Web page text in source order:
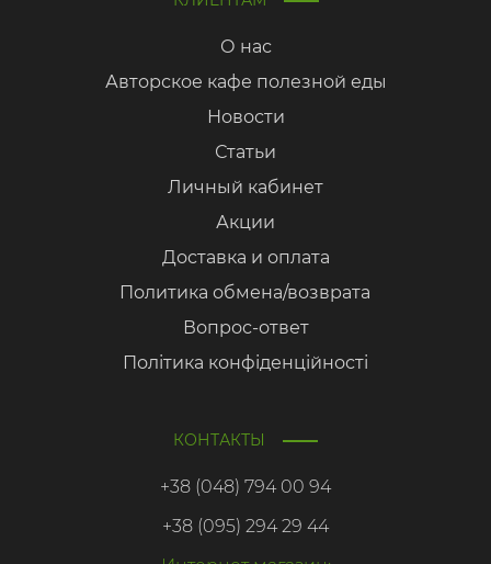
О нас
Авторское кафе полезной еды
Новости
Статьи
Личный кабинет
Акции
Доставка и оплата
Политика обмена/возврата
Вопрос-ответ
Політика конфіденційності
КОНТАКТЫ
+38 (048) 794 00 94
+38 (095) 294 29 44